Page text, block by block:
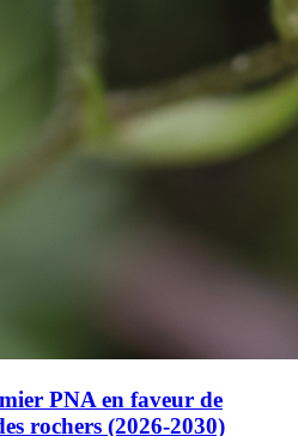
PNA en faveur de
rochers (2026-2030)